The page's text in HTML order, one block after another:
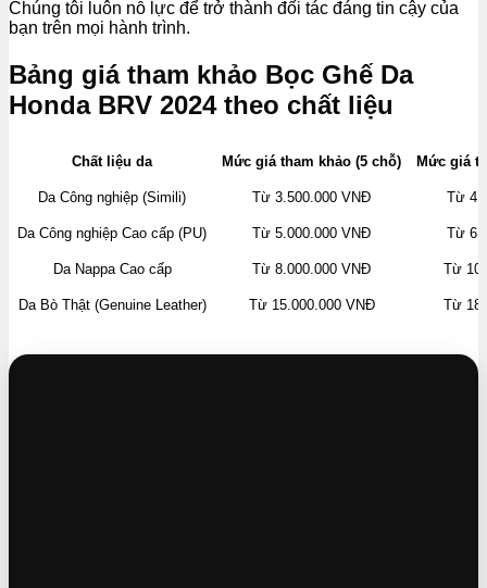
Chúng tôi luôn nỗ lực để trở thành đối tác đáng tin cậy của
bạn trên mọi hành trình.
Bảng giá tham khảo Bọc Ghế Da
Honda BRV 2024 theo chất liệu
Chất liệu da Mức giá tham khảo (5 chỗ) Mức giá
Da Công nghiệp (Simili) Từ 3.500.000 VNĐ Từ
Da Công nghiệp Cao cấp (PU) Từ 5.000.000 VNĐ Từ
Da Nappa Cao cấp Từ 8.000.000 VNĐ Từ
Da Bò Thật (Genuine Leather) Từ 15.000.000 VNĐ Từ